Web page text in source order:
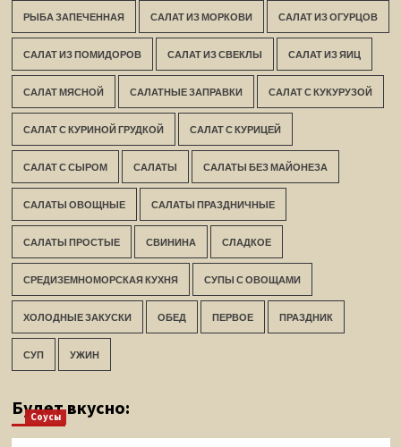
РЫБА ЗАПЕЧЕННАЯ САЛАТ ИЗ МОРКОВИ САЛАТ ИЗ ОГУРЦОВ
САЛАТ ИЗ ПОМИДОРОВ САЛАТ ИЗ СВЕКЛЫ САЛАТ ИЗ ЯИЦ
САЛАТ МЯСНОЙ САЛАТНЫЕ ЗАПРАВКИ САЛАТ С КУКУРУЗОЙ
САЛАТ С КУРИНОЙ ГРУДКОЙ САЛАТ С КУРИЦЕЙ
САЛАТ С СЫРОМ САЛАТЫ САЛАТЫ БЕЗ МАЙОНЕЗА
САЛАТЫ ОВОЩНЫЕ САЛАТЫ ПРАЗДНИЧНЫЕ
САЛАТЫ ПРОСТЫЕ СВИНИНА СЛАДКОЕ
СРЕДИЗЕМНОМОРСКАЯ КУХНЯ СУПЫ С ОВОЩАМИ
ХОЛОДНЫЕ ЗАКУСКИ ОБЕД ПЕРВОЕ ПРАЗДНИК
СУП УЖИН
Будет вкусно:
Соусы